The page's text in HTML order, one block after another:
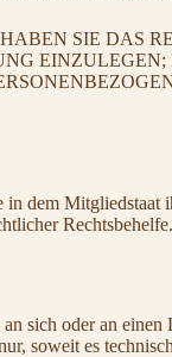
SIE DAS
dem
Rechtsbehelfe.
sich oder an
soweit es